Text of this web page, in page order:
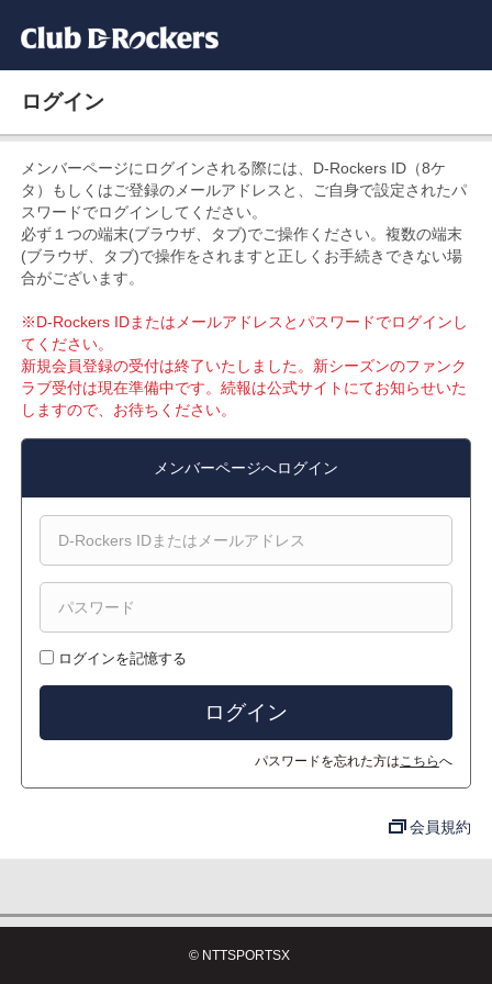
ログイン
メンバーページにログインされる際には、D-Rockers ID（8ケ
タ）もしくはご登録のメールアドレスと、ご自身で設定されたパ
スワードでログインしてください。
必ず１つの端末(ブラウザ、タブ)でご操作ください。複数の端末
(ブラウザ、タブ)で操作をされますと正しくお手続きできない場
合がございます。
※D-Rockers IDまたはメールアドレスとパスワードでログインし
てください。
新規会員登録の受付は終了いたしました。新シーズンのファンク
ラブ受付は現在準備中です。続報は公式サイトにてお知らせいた
しますので、お待ちください。
メンバーページへログイン
ログインを記憶する
パスワードを忘れた方はこちらへ
会員規約
© NTTSPORTSX